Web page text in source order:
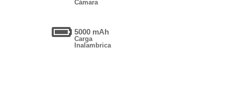
Cámara
5000 mAh
Carga
Inalambrica